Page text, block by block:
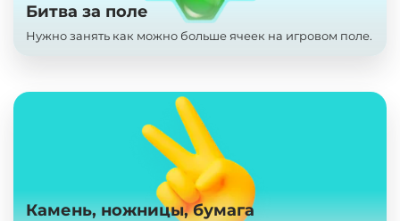
Битва за поле
Нужно занять как можно больше ячеек на игровом поле.
Камень, ножницы, бумага